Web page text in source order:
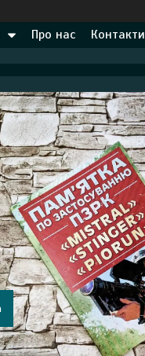
Про нас Контакти